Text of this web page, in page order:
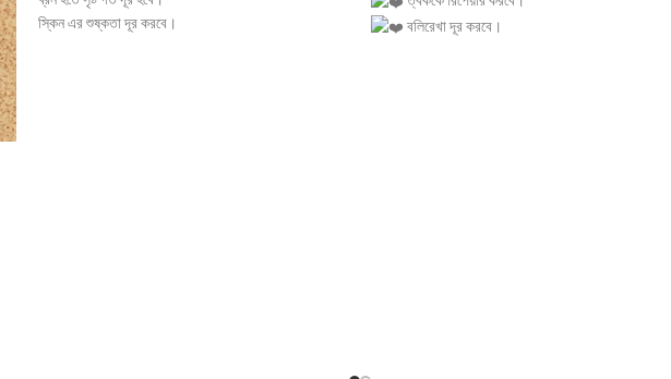
স্কিন এর শুষ্কতা দূর করবে।
বলিরেখা দূর করবে।